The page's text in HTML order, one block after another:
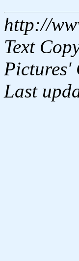
http://
Text
Pictures'
Last